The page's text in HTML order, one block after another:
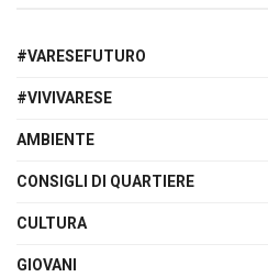
#VARESEFUTURO
#VIVIVARESE
AMBIENTE
CONSIGLI DI QUARTIERE
CULTURA
GIOVANI